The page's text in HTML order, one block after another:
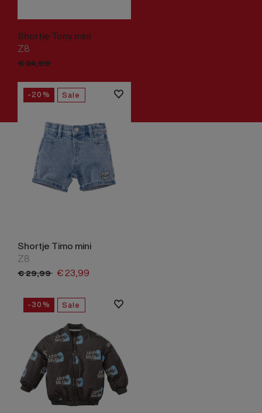
Shortje Tony mini
Z8
€24,99
-20% Sale
Shortje Timo mini
Z8
€29,99 €23,99
-30% Sale